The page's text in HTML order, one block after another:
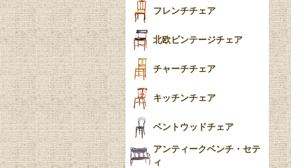
ー
トライポッド
フレンチチェア
北欧ビンテージチェア
チャーチチェア
キッチンチェア
ベントウッドチェア
アンティークベンチ・セテ
ィ